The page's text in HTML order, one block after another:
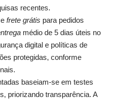
recentes.
frete grátis para pedidos
médio de 5 dias úteis no
digital e políticas de
protegidas, conforme
baseiam-se em testes
priorizando transparência. A